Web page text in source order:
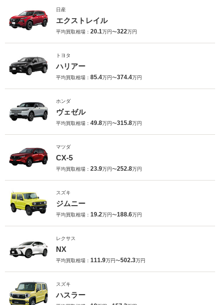
日産
エクストレイル
平均買取相場： 20.1万円〜322万円
トヨタ
ハリアー
平均買取相場： 85.4万円〜374.4万円
ホンダ
ヴェゼル
平均買取相場： 49.8万円〜315.8万円
マツダ
CX-5
平均買取相場： 23.9万円〜252.8万円
スズキ
ジムニー
平均買取相場： 19.2万円〜188.6万円
レクサス
NX
平均買取相場： 111.9万円〜502.3万円
スズキ
ハスラー